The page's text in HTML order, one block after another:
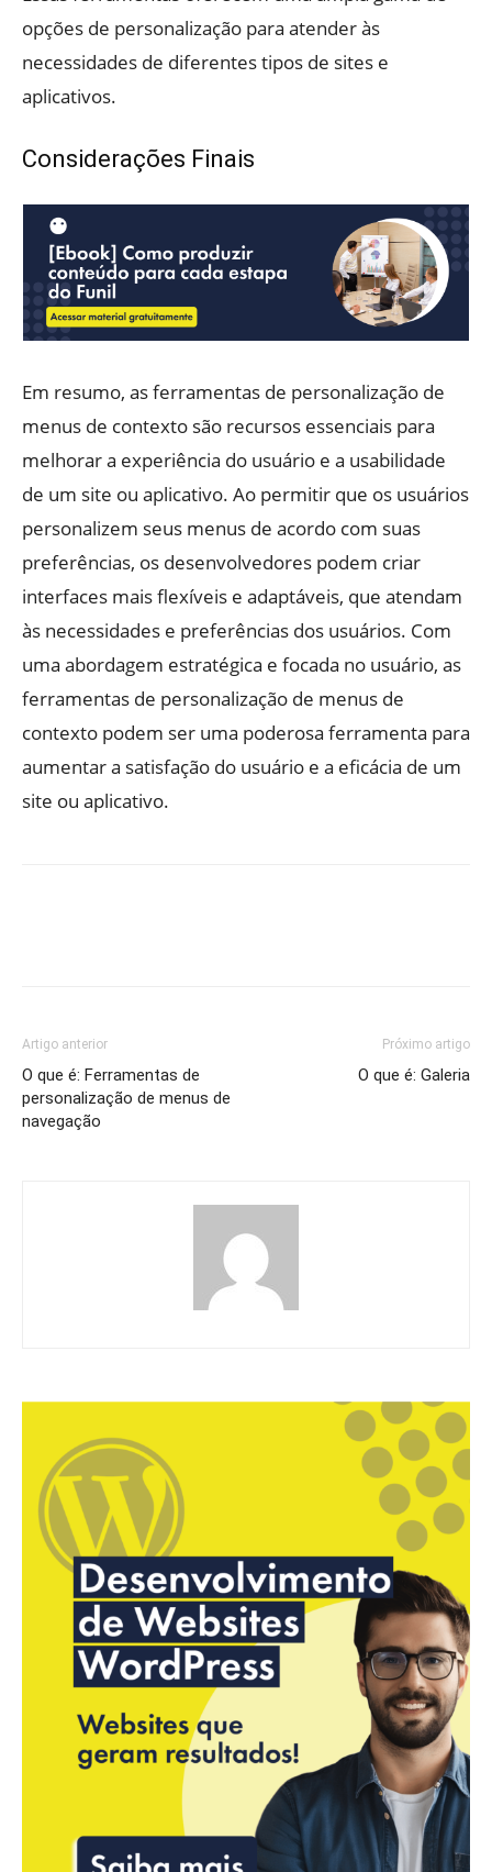
opções de personalização para atender às
necessidades de diferentes tipos de sites e
aplicativos.
Considerações Finais
Em resumo, as ferramentas de personalização de
menus de contexto são recursos essenciais para
melhorar a experiência do usuário e a usabilidade
de um site ou aplicativo. Ao permitir que os usuários
personalizem seus menus de acordo com suas
preferências, os desenvolvedores podem criar
interfaces mais flexíveis e adaptáveis, que atendam
às necessidades e preferências dos usuários. Com
uma abordagem estratégica e focada no usuário, as
ferramentas de personalização de menus de
contexto podem ser uma poderosa ferramenta para
aumentar a satisfação do usuário e a eficácia de um
site ou aplicativo.
Artigo anterior
O que é: Ferramentas de
personalização de menus de
navegação
Próximo artigo
O que é: Galeria